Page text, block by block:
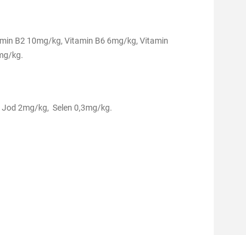
B2 10mg/kg, Vitamin B6 6mg/kg, Vitamin
kg.
2mg/kg, Selen 0,3mg/kg.